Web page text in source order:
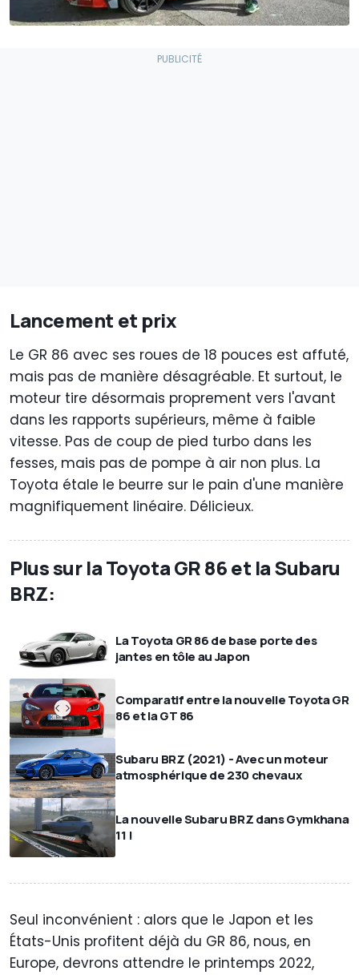
Lancement et prix
Le GR 86 avec ses roues de 18 pouces est affuté,
mais pas de manière désagréable. Et surtout, le
moteur tire désormais proprement vers l'avant
dans les rapports supérieurs, même à faible
vitesse. Pas de coup de pied turbo dans les
fesses, mais pas de pompe à air non plus. La
Toyota étale le beurre sur le pain d'une manière
magnifiquement linéaire. Délicieux.
Plus sur la Toyota GR 86 et la Subaru
BRZ:
La Toyota GR 86 de base porte des
jantes en tôle au Japon
Comparatif entre la nouvelle Toyota GR
86 et la GT 86
Subaru BRZ (2021) - Avec un moteur
atmosphérique de 230 chevaux
La nouvelle Subaru BRZ dans Gymkhana
11 !
Seul inconvénient : alors que le Japon et les
États-Unis profitent déjà du GR 86, nous, en
Europe, devrons attendre le printemps 2022,